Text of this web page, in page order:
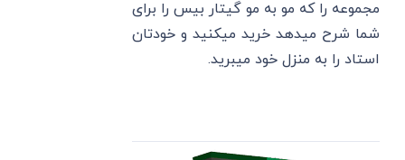
مجموعه را که مو به مو گیتار بیس را برای
شما شرح میدهد خرید میکنید و خودتان
استاد را به منزل خود میبرید.